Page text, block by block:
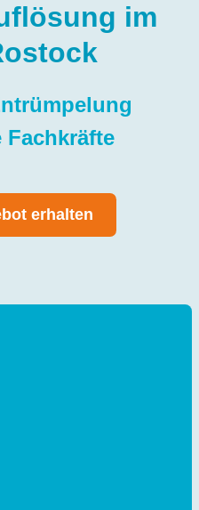
im
Fachkräfte
erhalten